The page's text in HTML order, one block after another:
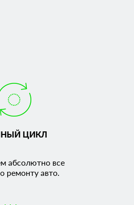
ЦИКЛ
абсолютно все
ремонту авто.